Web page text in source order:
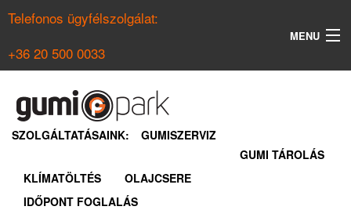
Telefonos ügyfélszolgálat:
+36 20 500 0033
MENU
NYÁRI GUMI KERESŐ
SZOLGÁLTATÁSAINK:
GUMISZERVIZ
GUMI TÁROLÁS
KLÍMATÖLTÉS
OLAJCSERE
IDŐPONT FOGLALÁS